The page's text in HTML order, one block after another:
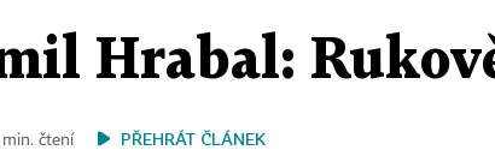
Hrabal:
min. čtení PŘEHRÁT ČLÁNEK